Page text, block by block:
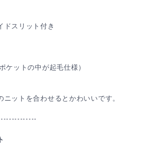
ドスリット付き
ケットの中が起毛仕様）
ニットを合わせるとかわいいです。